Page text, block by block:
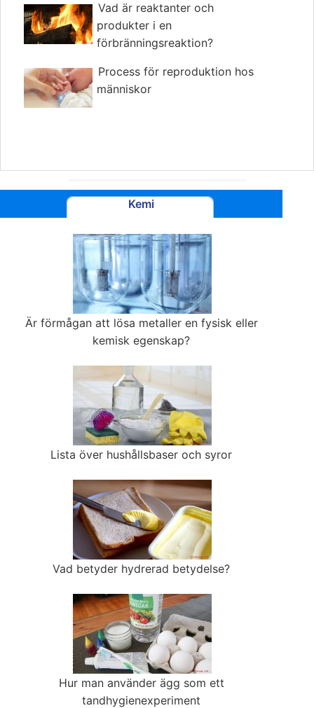
Vad är reaktanter och
produkter i en
förbränningsreaktion?
Process för reproduktion hos
människor
Kemi
Är förmågan att lösa metaller en fysisk eller
kemisk egenskap?
Lista över hushållsbaser och syror
Vad betyder hydrerad betydelse?
Hur man använder ägg som ett
tandhygienexperiment